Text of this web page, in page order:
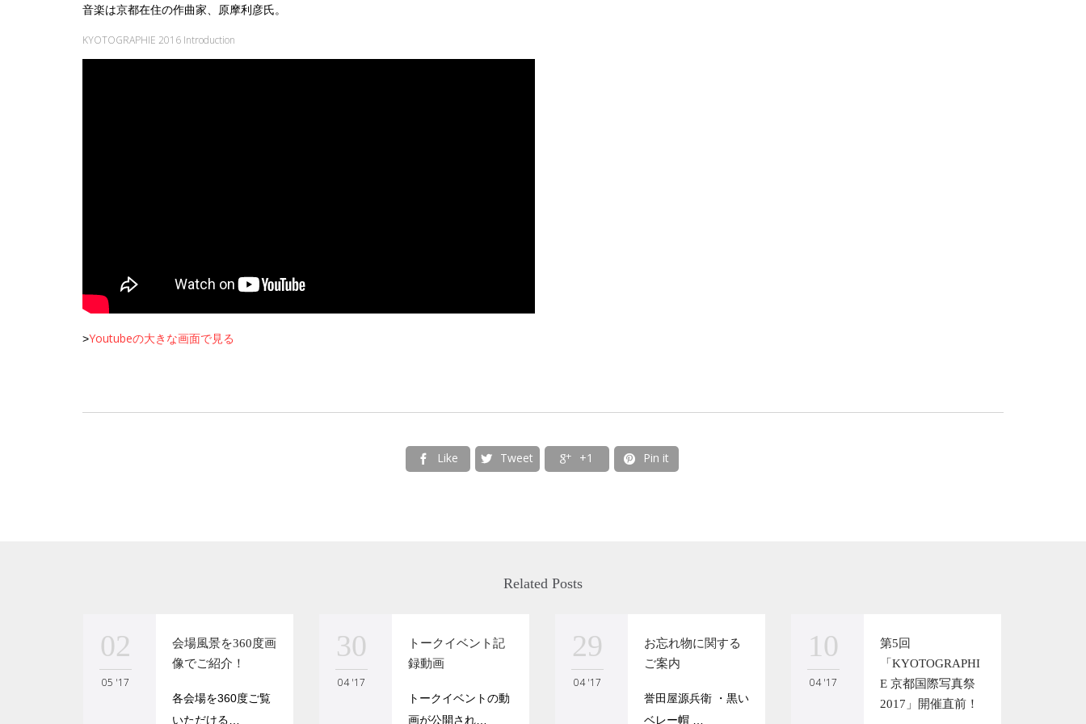
音楽は京都在住の作曲家、原摩利彦氏。
KYOTOGRAPHIE 2016 Introduction
>Youtubeの大きな画面で見る
 Like  Tweet  +1  Pin it
Related Posts
02
05 '17
会場風景を360度画
像でご紹介！
各会場を360度ご覧
いただける…
30
04 '17
トークイベント記
録動画
トークイベントの動
画が公開され…
29
04 '17
お忘れ物に関する
ご案内
誉田屋源兵衛 ・黒い
ベレー帽 …
10
04 '17
第5回
「KYOTOGRAPHI
E 京都国際写真祭
2017」開催直前！